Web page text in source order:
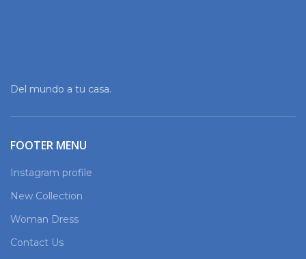
Del mundo a tu casa.
FOOTER MENU
Instagram profile
New Collection
Woman Dress
Contact Us